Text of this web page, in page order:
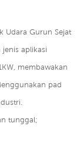
Udara Gurun Sejat
aplikasi
membawakan
pad
tunggal;